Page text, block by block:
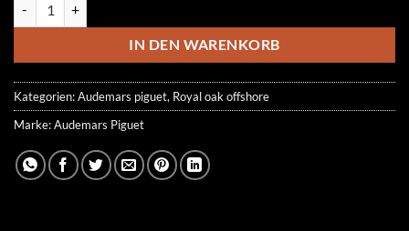
499.00 €269.00 €.
IN DEN WARENKORB
Kategorien:Audemars piguet, Royal oak offshore
Marke:Audemars Piguet